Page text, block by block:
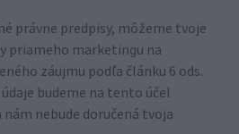
právne predpisy, môžeme tvoje
priameho marketingu na
záujmu podľa článku 6 ods.
budeme na tento účel
nebude doručená tvoja